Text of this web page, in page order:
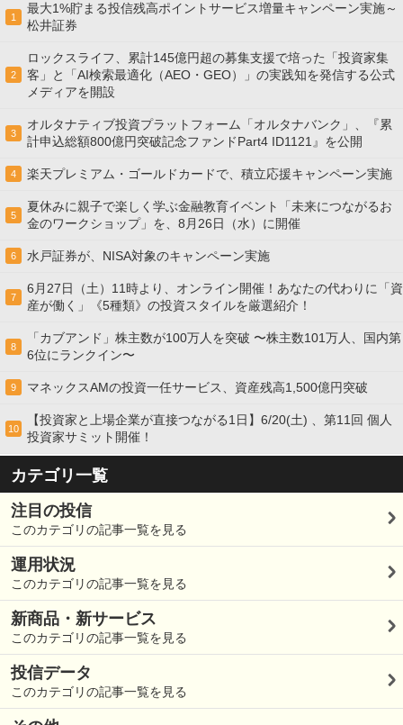
1
最大1%貯まる投信残高ポイントサービス増量キャンペーン実施～
松井証券
2
ロックスライフ、累計145億円超の募集支援で培った「投資家集
客」と「AI検索最適化（AEO・GEO）」の実践知を発信する公式
メディアを開設
3
オルタナティブ投資プラットフォーム「オルタナバンク」、『累
計申込総額800億円突破記念ファンドPart4 ID1121』を公開
4 楽天プレミアム・ゴールドカードで、積立応援キャンペーン実施
5
夏休みに親子で楽しく学ぶ金融教育イベント「未来につながるお
金のワークショップ」を、8月26日（水）に開催
6 水戸証券が、NISA対象のキャンペーン実施
7
6月27日（土）11時より、オンライン開催！あなたの代わりに「資
産が働く」《5種類》の投資スタイルを厳選紹介！
8
「カブアンド」株主数が100万人を突破 〜株主数101万人、国内第
6位にランクイン〜
9 マネックスAMの投資一任サービス、資産残高1,500億円突破
10
【投資家と上場企業が直接つながる1日】6/20(土) 、第11回 個人
投資家サミット開催！
カテゴリ一覧
注目の投信
このカテゴリの記事一覧を見る
運用状況
このカテゴリの記事一覧を見る
新商品・新サービス
このカテゴリの記事一覧を見る
投信データ
このカテゴリの記事一覧を見る